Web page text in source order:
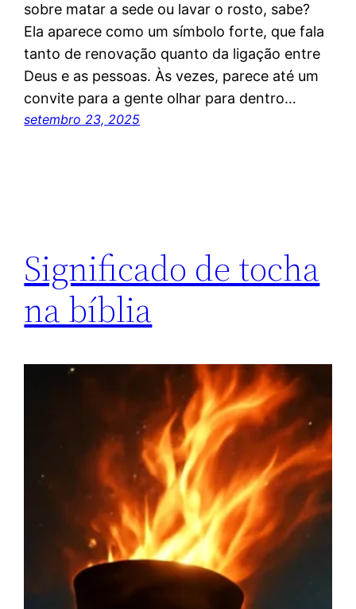
sobre matar a sede ou lavar o rosto, sabe?
Ela aparece como um símbolo forte, que fala
tanto de renovação quanto da ligação entre
Deus e as pessoas. Às vezes, parece até um
convite para a gente olhar para dentro…
setembro 23, 2025
Significado de tocha
na bíblia